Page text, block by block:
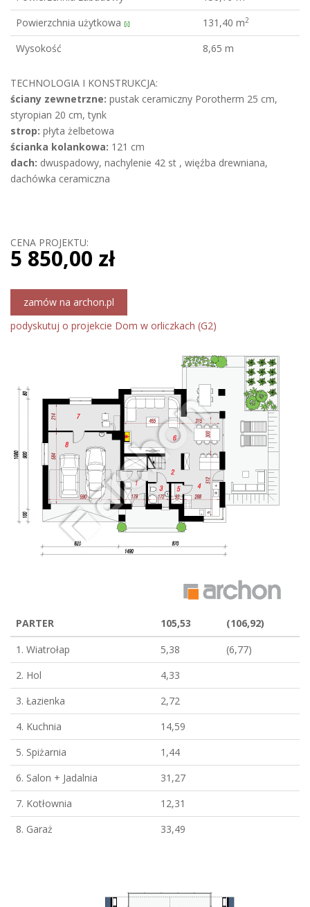
Powierzchnia użytkowa [i] 131,40 m2
Wysokość 8,65 m
TECHNOLOGIA I KONSTRUKCJA:
ściany zewnetrzne: pustak ceramiczny Porotherm 25 cm,
styropian 20 cm, tynk
strop: płyta żelbetowa
ścianka kolankowa: 121 cm
dach: dwuspadowy, nachylenie 42 st , więźba drewniana,
dachówka ceramiczna
CENA PROJEKTU:
5 850,00 zł
zamów na archon.pl
podyskutuj o projekcie Dom w orliczkach (G2)
PARTER 105,53
(106,92)
1. Wiatrołap
5,38
(6,77)
2. Hol
4,33
3. Łazienka
2,72
4. Kuchnia
14,59
5. Spiżarnia
1,44
6. Salon + Jadalnia
31,27
7. Kotłownia
12,31
8. Garaż
33,49